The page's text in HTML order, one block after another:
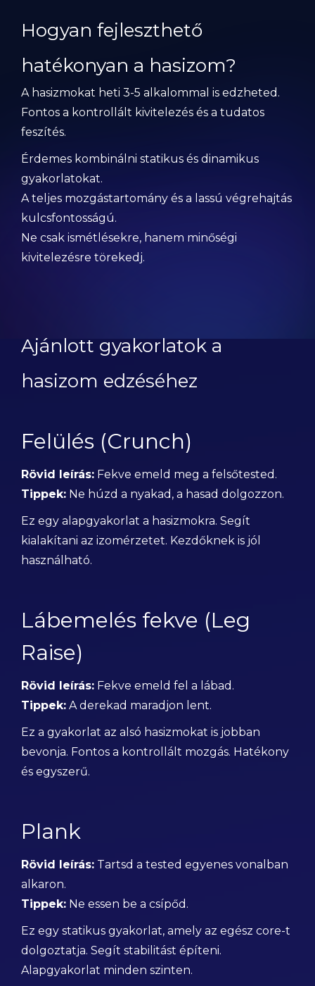
Hogyan fejleszthető
hatékonyan a hasizom?
A hasizmokat heti 3-5 alkalommal is edzheted.
Fontos a kontrollált kivitelezés és a tudatos
feszítés.
Érdemes kombinálni statikus és dinamikus
gyakorlatokat.
A teljes mozgástartomány és a lassú végrehajtás
kulcsfontosságú.
Ne csak ismétlésekre, hanem minőségi
kivitelezésre törekedj.
Ajánlott gyakorlatok a
hasizom edzéséhez
Felülés (Crunch)
Rövid leírás: Fekve emeld meg a felsőtested.
Tippek: Ne húzd a nyakad, a hasad dolgozzon.
Ez egy alapgyakorlat a hasizmokra. Segít
kialakítani az izomérzetet. Kezdőknek is jól
használható.
Lábemelés fekve (Leg
Raise)
Rövid leírás: Fekve emeld fel a lábad.
Tippek: A derekad maradjon lent.
Ez a gyakorlat az alsó hasizmokat is jobban
bevonja. Fontos a kontrollált mozgás. Hatékony
és egyszerű.
Plank
Rövid leírás: Tartsd a tested egyenes vonalban
alkaron.
Tippek: Ne essen be a csípőd.
Ez egy statikus gyakorlat, amely az egész core-t
dolgoztatja. Segít stabilitást építeni.
Alapgyakorlat minden szinten.